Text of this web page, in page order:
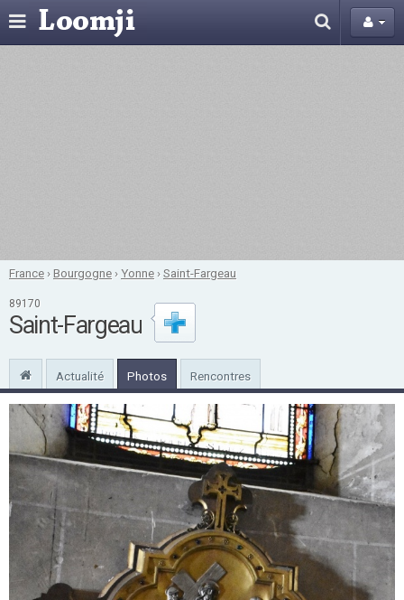
France ›Bourgogne ›Yonne ›Saint-Fargeau
89170
Saint-Fargeau
Actualité Photos Rencontres